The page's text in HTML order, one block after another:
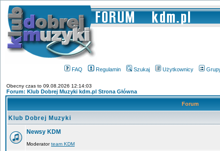
FAQ Regulamin Szukaj Użytkownicy
Obecny czas to 09.08.2026 12:14:03
Forum: Klub Dobrej Muzyki kdm.pl Strona Główna
Forum
Klub Dobrej Muzyki
Newsy KDM
Moderatorteam KDM